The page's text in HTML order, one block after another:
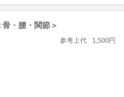
・腰・関節＞
参考上代 1,500円